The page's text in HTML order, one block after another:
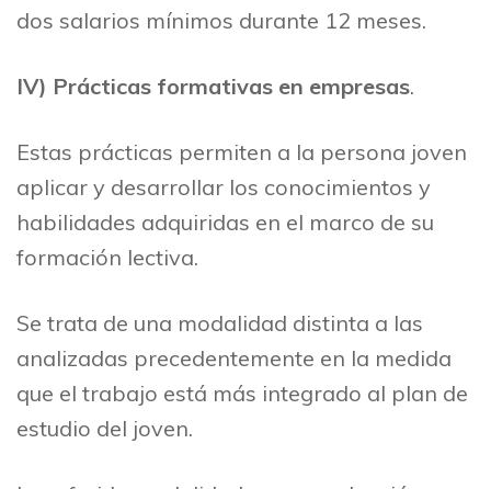
dos salarios mínimos durante 12 meses.
IV) Prácticas formativas en empresas.
Estas prácticas permiten a la persona joven
aplicar y desarrollar los conocimientos y
habilidades adquiridas en el marco de su
formación lectiva.
Se trata de una modalidad distinta a las
analizadas precedentemente en la medida
que el trabajo está más integrado al plan de
estudio del joven.